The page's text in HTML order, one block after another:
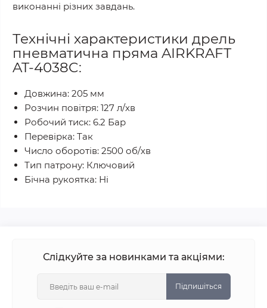
виконанні різних завдань.
Технічні характеристики дрель
пневматична пряма AIRKRAFT
AT-4038C:
Довжина: 205 мм
Розчин повітря: 127 л/хв
Робочий тиск: 6.2 Бар
Перевірка: Так
Число оборотів: 2500 об/хв
Тип патрону: Ключовий
Бічна рукоятка: Ні
Слідкуйте за новинками та акціями:
Підпишіться